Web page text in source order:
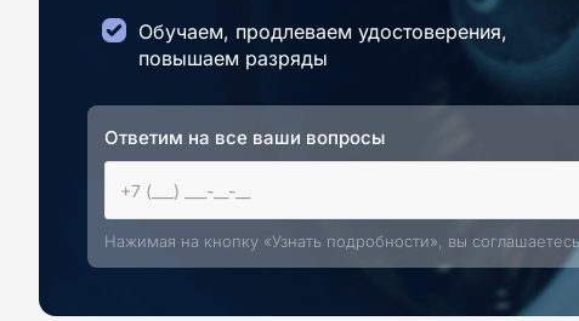
Обучаем, продлеваем удостоверения,
повышаем разряды
Ответим на все ваши вопросы
Нажимая на кнопку «Узнать подробности», вы